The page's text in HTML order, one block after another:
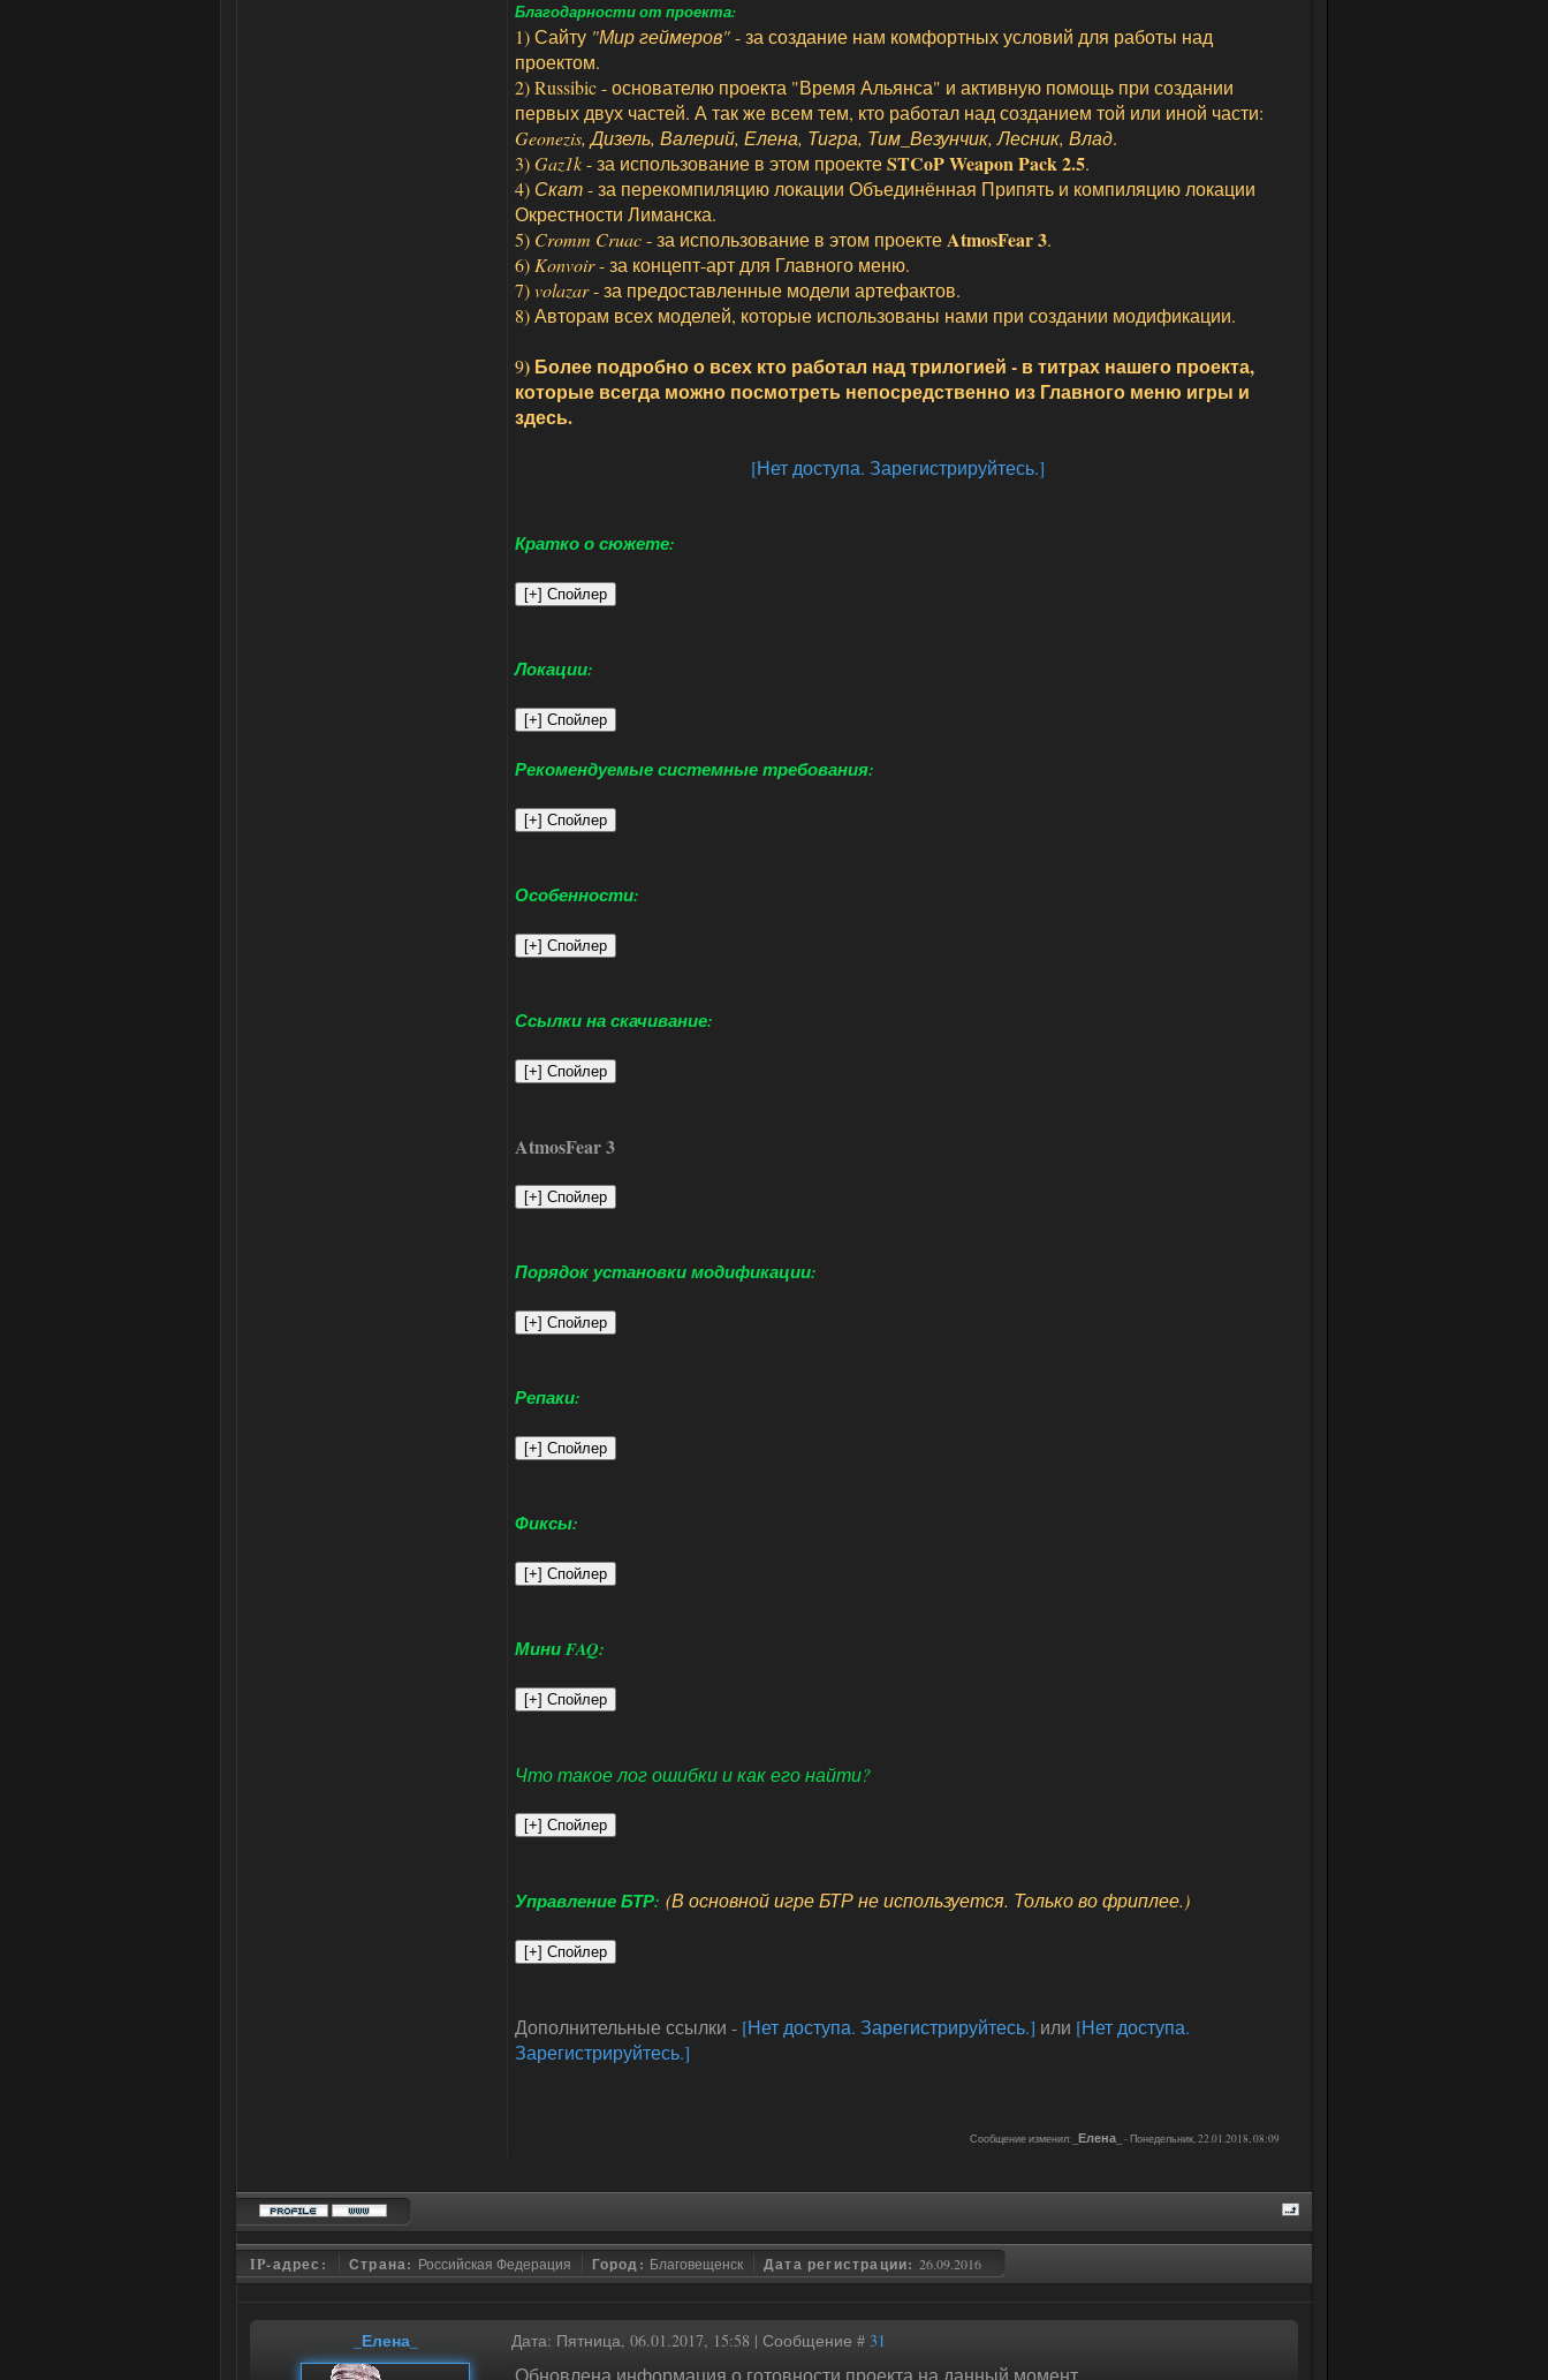
Благодарности от проекта:
1) Сайту "Мир геймеров"- за создание нам комфортных условий для работы над
проектом.
2) Russibic - основателю проекта "Время Альянса" и активную помощь при создании
первых двух частей. А так же всем тем, кто работал над созданием той или иной части:
Geonezis, Дизель, Валерий, Елена, Тигра, Тим_Везунчик, Лесник, Влад.
3)Gaz1k- за использование в этом проектеSTCoP Weapon Pack 2.5.
4) Скат- за перекомпиляцию локации Объединённая Припять и компиляцию локации
Окрестности Лиманска.
5) Cromm Cruac- за использование в этом проектеAtmosFear 3.
6)Konvoir- за концепт-арт для Главного меню.
7)volazar- за предоставленные модели артефактов.
8) Авторам всех моделей, которые использованы нами при создании модификации.
9) Более подробно о всех кто работал над трилогией - в титрах нашего проекта,
которые всегда можно посмотреть непосредственно из Главного меню игры и
здесь.
[Нет доступа. Зарегистрируйтесь.]
Кратко о сюжете:
Локации:
Рекомендуемые системные требования:
Особенности:
Ссылки на скачивание:
AtmosFear 3
Порядок установки модификации:
Репаки:
Фиксы:
Мини FAQ:
Что такое лог ошибки и как его найти?
Управление БТР: (В основной игре БТР не используется. Только во фриплее.)
Дополнительные ссылки - [Нет доступа. Зарегистрируйтесь.] или [Нет доступа.
Зарегистрируйтесь.]
Сообщение изменил: _Елена_ -Понедельник, 22.01.2018, 08:09
IP-адрес: Страна: Российская Федерация Город: Благовещенск Дата регистрации: 26.09.2016
_Елена_ Дата: Пятница, 06.01.2017, 15:58 | Сообщение # 31
Обновлена информация о готовности проекта на данный момент.